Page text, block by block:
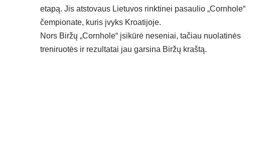
etapą. Jis atstovaus Lietuvos rinktinei pasaulio „Cornhole“
čempionate, kuris įvyks Kroatijoje.
Nors Biržų „Cornhole“ įsikūrė neseniai, tačiau nuolatinės
treniruotės ir rezultatai jau garsina Biržų kraštą.